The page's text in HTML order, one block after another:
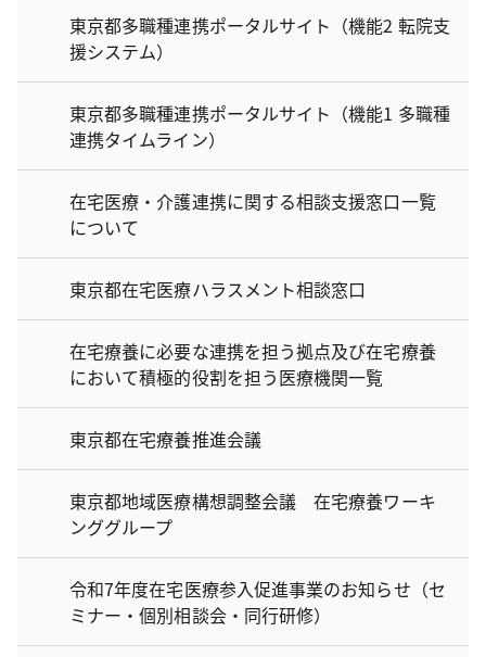
東京都多職種連携ポータルサイト（機能2 転院支
援システム）
東京都多職種連携ポータルサイト（機能1 多職種
連携タイムライン）
在宅医療・介護連携に関する相談支援窓口一覧
について
東京都在宅医療ハラスメント相談窓口
在宅療養に必要な連携を担う拠点及び在宅療養
において積極的役割を担う医療機関一覧
東京都在宅療養推進会議
東京都地域医療構想調整会議 在宅療養ワーキ
ンググループ
令和7年度在宅医療参入促進事業のお知らせ（セ
ミナー・個別相談会・同行研修）